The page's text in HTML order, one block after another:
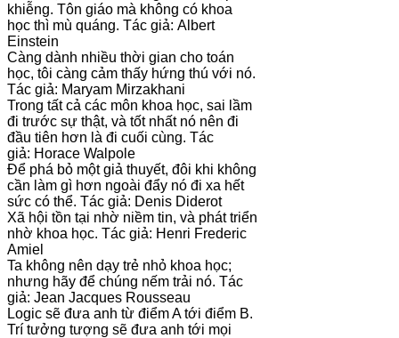
khiễng. Tôn giáo mà không có khoa
học thì mù quáng. Tác giả: Albert
Einstein
Càng dành nhiều thời gian cho toán
học, tôi càng cảm thấy hứng thú với nó.
Tác giả: Maryam Mirzakhani
Trong tất cả các môn khoa học, sai lầm
đi trước sự thật, và tốt nhất nó nên đi
đầu tiên hơn là đi cuối cùng. Tác
giả: Horace Walpole
Để phá bỏ một giả thuyết, đôi khi không
cần làm gì hơn ngoài đẩy nó đi xa hết
sức có thể. Tác giả: Denis Diderot
Xã hội tồn tại nhờ niềm tin, và phát triển
nhờ khoa học. Tác giả: Henri Frederic
Amiel
Ta không nên dạy trẻ nhỏ khoa học;
nhưng hãy để chúng nếm trải nó. Tác
giả: Jean Jacques Rousseau
Logic sẽ đưa anh từ điểm A tới điểm B.
Trí tưởng tượng sẽ đưa anh tới mọi